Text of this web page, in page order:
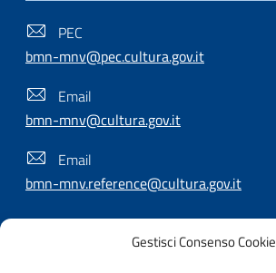
Gestisci Consenso Cookie
PEC
bmn-mnv@pec.cultura.gov.it
Email
bmn-mnv@cultura.gov.it
Email
bmn-mnv.reference@cultura.gov.it